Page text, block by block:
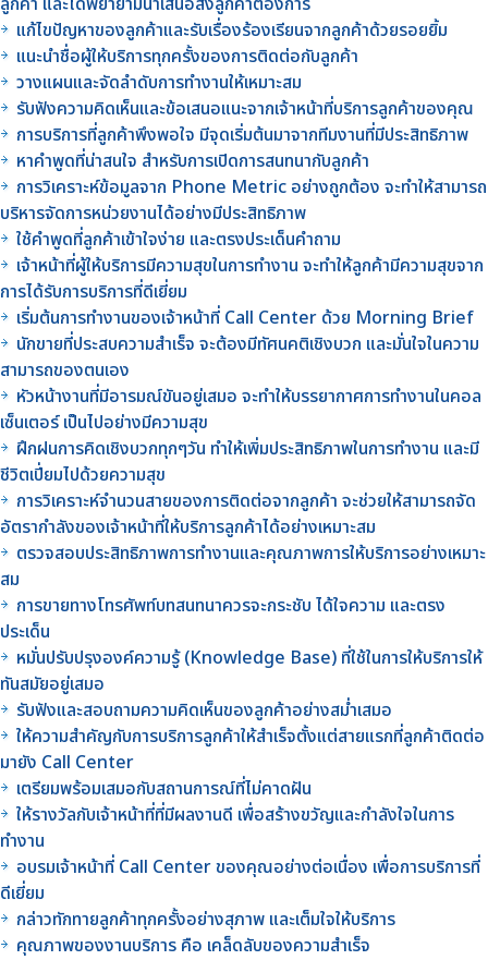
แก้ไขปัญหาของลูกค้าและรับเรื่องร้องเรียนจากลูกค้าด้วยรอยยิ้ม
แนะนำชื่อผู้ให้บริการทุกครั้งของการติดต่อกับลูกค้า
วางแผนและจัดลำดับการทำงานให้เหมาะสม
รับฟังความคิดเห็นและข้อเสนอแนะจากเจ้าหน้าที่บริการลูกค้าของคุณ
การบริการที่ลูกค้าพึงพอใจ มีจุดเริ่มต้นมาจากทีมงานที่มีประสิทธิภาพ
หาคำพูดที่น่าสนใจ สำหรับการเปิดการสนทนากับลูกค้า
การวิเคราะห์ข้อมูลจาก Phone Metric อย่างถูกต้อง จะทำให้สามารถ
บริหารจัดการหน่วยงานได้อย่างมีประสิทธิภาพ
ใช้คำพูดที่ลูกค้าเข้าใจง่าย และตรงประเด็นคำถาม
เจ้าหน้าที่ผู้ให้บริการมีความสุขในการทำงาน จะทำให้ลูกค้ามีความสุขจาก
การได้รับการบริการที่ดีเยี่ยม
เริ่มต้นการทำงานของเจ้าหน้าที่ Call Center ด้วย Morning Brief
นักขายที่ประสบความสำเร็จ จะต้องมีทัศนคติเชิงบวก และมั่นใจในความ
สามารถของตนเอง
หัวหน้างานที่มีอารมณ์ขันอยู่เสมอ จะทำให้บรรยากาศการทำงานในคอล
เซ็นเตอร์ เป็นไปอย่างมีความสุข
ฝึกฝนการคิดเชิงบวกทุกๆวัน ทำให้เพิ่มประสิทธิภาพในการทำงาน และมี
ชีวิตเปี่ยมไปด้วยความสุข
การวิเคราะห์จำนวนสายของการติดต่อจากลูกค้า จะช่วยให้สามารถจัด
อัตรากำลังของเจ้าหน้าที่ให้บริการลูกค้าได้อย่างเหมาะสม
ตรวจสอบประสิทธิภาพการทำงานและคุณภาพการให้บริการอย่างเหมาะ
สม
การขายทางโทรศัพท์บทสนทนาควรจะกระชับ ได้ใจความ และตรง
ประเด็น
หมั่นปรับปรุงองค์ความรู้ (Knowledge Base) ที่ใช้ในการให้บริการให้
ทันสมัยอยู่เสมอ
รับฟังและสอบถามความคิดเห็นของลูกค้าอย่างสม่ำเสมอ
ให้ความสำคัญกับการบริการลูกค้าให้สำเร็จตั้งแต่สายแรกที่ลูกค้าติดต่อ
มายัง Call Center
เตรียมพร้อมเสมอกับสถานการณ์ที่ไม่คาดฝัน
ให้รางวัลกับเจ้าหน้าที่ที่มีผลงานดี เพื่อสร้างขวัญและกำลังใจในการ
ทำงาน
อบรมเจ้าหน้าที่ Call Center ของคุณอย่างต่อเนื่อง เพื่อการบริการที่
ดีเยี่ยม
กล่าวทักทายลูกค้าทุกครั้งอย่างสุภาพ และเต็มใจให้บริการ
คุณภาพของงานบริการ คือ เคล็ดลับของความสำเร็จ